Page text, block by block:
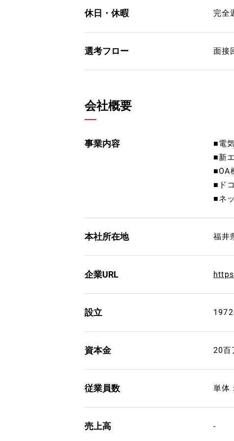
休日・休暇 完全
選考フロー 面接
会社概要
事業内容
■電
■新
■OA
■ド
■ネ
本社所在地 福井
企業URL
設立
資本金 20百
従業員数 単体
売上高 -